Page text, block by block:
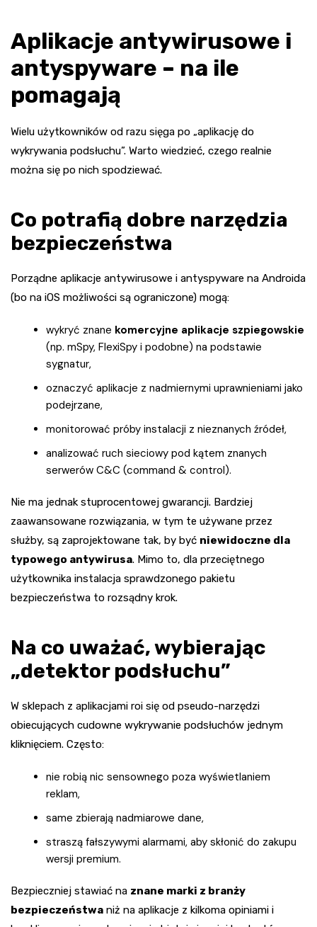
Aplikacje antywirusowe i
antyspyware – na ile
pomagają
Wielu użytkowników od razu sięga po „aplikację do
wykrywania podsłuchu”. Warto wiedzieć, czego realnie
można się po nich spodziewać.
Co potrafią dobre narzędzia
bezpieczeństwa
Porządne aplikacje antywirusowe i antyspyware na Androida
(bo na iOS możliwości są ograniczone) mogą:
wykryć znane komercyjne aplikacje szpiegowskie
(np. mSpy, FlexiSpy i podobne) na podstawie
sygnatur,
oznaczyć aplikacje z nadmiernymi uprawnieniami jako
podejrzane,
monitorować próby instalacji z nieznanych źródeł,
analizować ruch sieciowy pod kątem znanych
serwerów C&C (command & control).
Nie ma jednak stuprocentowej gwarancji. Bardziej
zaawansowane rozwiązania, w tym te używane przez
służby, są zaprojektowane tak, by być niewidoczne dla
typowego antywirusa. Mimo to, dla przeciętnego
użytkownika instalacja sprawdzonego pakietu
bezpieczeństwa to rozsądny krok.
Na co uważać, wybierając
„detektor podsłuchu”
W sklepach z aplikacjami roi się od pseudo-narzędzi
obiecujących cudowne wykrywanie podsłuchów jednym
kliknięciem. Często:
nie robią nic sensownego poza wyświetlaniem
reklam,
same zbierają nadmiarowe dane,
straszą fałszywymi alarmami, aby skłonić do zakupu
wersji premium.
Bezpieczniej stawiać na znane marki z branży
bezpieczeństwa niż na aplikacje z kilkoma opiniami i